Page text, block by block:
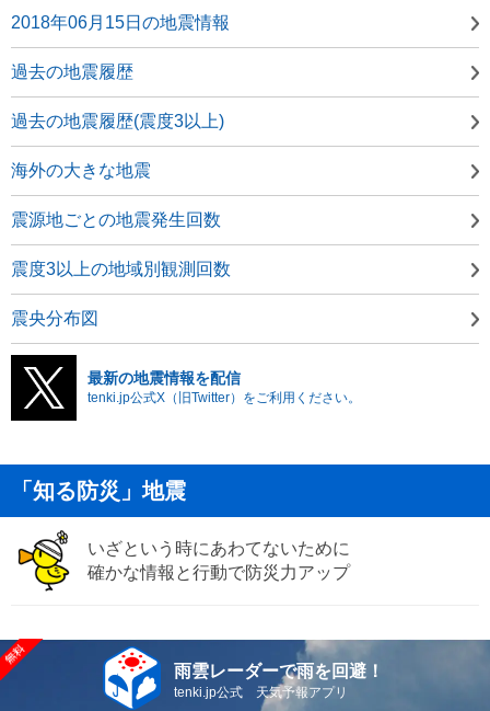
2018年06月15日の地震情報
過去の地震履歴
過去の地震履歴(震度3以上)
海外の大きな地震
震源地ごとの地震発生回数
震度3以上の地域別観測回数
震央分布図
最新の地震情報を配信
tenki.jp公式X（旧Twitter）をご利用ください。
「知る防災」地震
いざという時にあわてないために
確かな情報と行動で防災力アップ
雨雲レーダーで雨を回避！
tenki.jp公式 天気予報アプリ